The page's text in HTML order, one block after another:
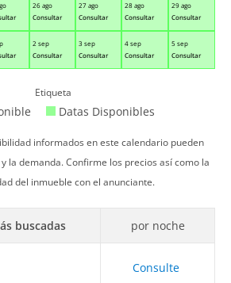
26 ago
Consultar
27 ago
Consultar
28 ago
Consultar
29 ago
Consultar
2 sep
Consultar
3 sep
Consultar
4 sep
Consultar
5 sep
Consultar
Etiqueta
Datas Disponibles
informados en este calendario pueden
la demanda. Confirme los precios así como la
del inmueble con el anunciante.
buscadas por noche
Consulte